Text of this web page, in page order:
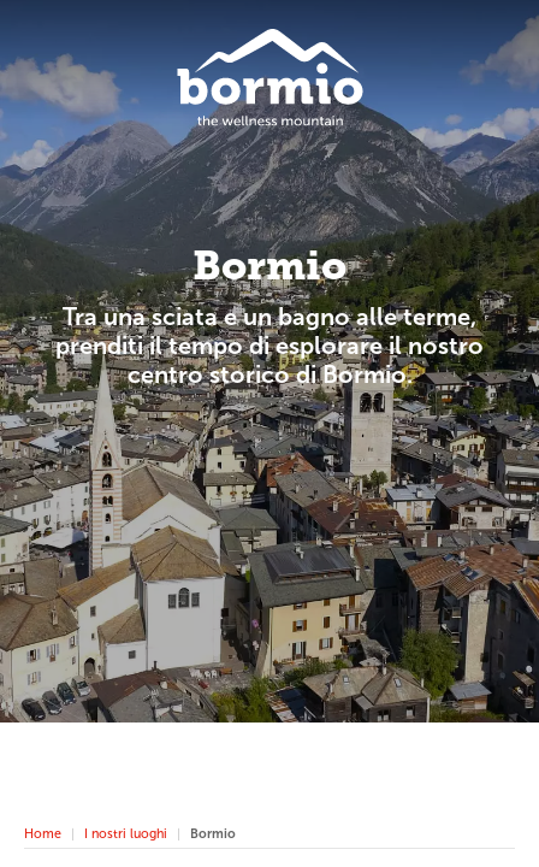
Bormio
Tra una sciata e un bagno alle terme,
prenditi il tempo di esplorare il nostro
centro storico di Bormio.
Home I nostri luoghi Bormio